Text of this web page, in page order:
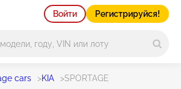
Войти Регистрируйся!
cars >KIA >SPORTAGE